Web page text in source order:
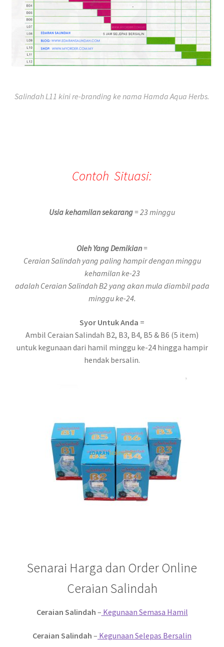
Salindah L11 kini re-branding ke nama Hamda Aqua Herbs.
Contoh Situasi:
Usia kehamilan sekarang= 23 minggu
Oleh Yang Demikian=
Ceraian Salindah yang paling hampir dengan minggu
kehamilan ke-23
adalah Ceraian Salindah B2 yang akan mula diambil pada
minggu ke-24.
Syor Untuk Anda =
Ambil Ceraian Salindah B2, B3, B4, B5 & B6 (5 item)
untuk kegunaan dari hamil minggu ke-24 hingga hampir
hendak bersalin.
Senarai Harga dan Order Online
Ceraian Salindah
Ceraian Salindah – Kegunaan Semasa Hamil
Ceraian Salindah – Kegunaan Selepas Bersalin